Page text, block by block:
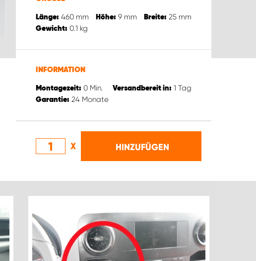
Länge: 460 mm Höhe: 9 mm Breite: 25 mm
Gewicht: 0.1 kg
INFORMATION
Montagezeit: 0 Min. Versandbereit in: 1 Tag
Garantie: 24 Monate
X HINZUFÜGEN